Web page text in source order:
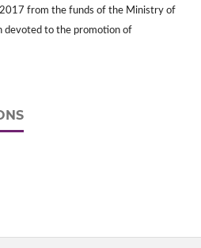
from the funds of the Ministry of
devoted to the promotion of